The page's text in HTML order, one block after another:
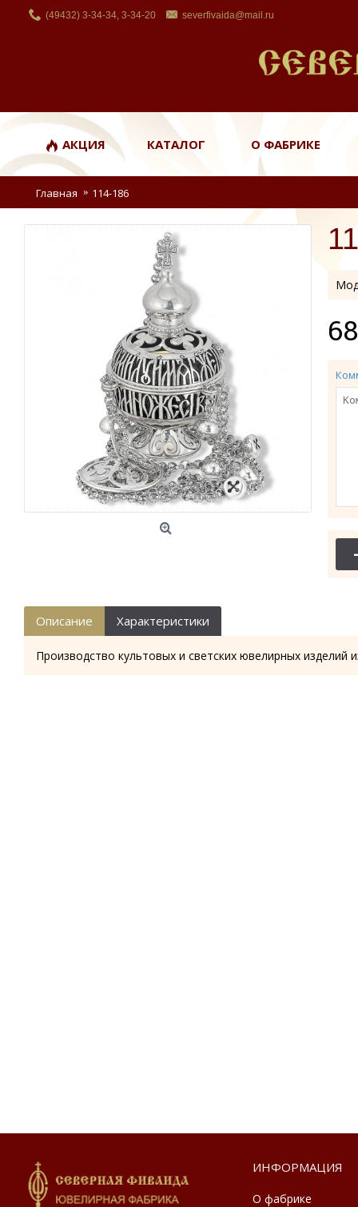
(49432) 3-34-34, 3-34-20 severfivaida@mail.ru
АКЦИЯ КАТАЛОГ О ФАБРИКЕ
Главная 114-186
-
Описание Характеристики
Производство культовых и светских ювелирных изделий
ИНФОРМАЦИЯ
О фабрике